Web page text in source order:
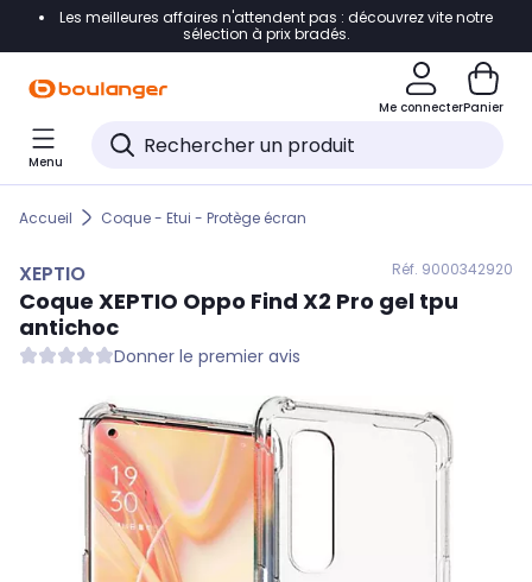
Accéder directement à la navigation
Accéder directement au pied de page
Accéder directement au chatbot
Les meilleures affaires n'attendent pas : découvrez vite notre
sélection à prix bradés.
Me connecterPanier
Menu
Accueil Coque - Etui - Protège écran
XEPTIO Réf. 9000342920
Coque XEPTIO Oppo Find X2 Pro gel tpu
antichoc
Donner le premier avis